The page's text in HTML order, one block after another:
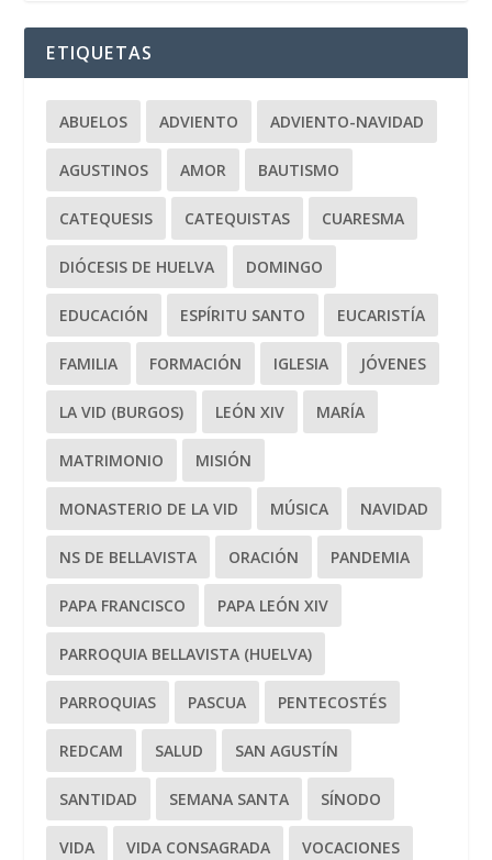
ETIQUETAS
ABUELOS ADVIENTO ADVIENTO-NAVIDAD
AGUSTINOS AMOR BAUTISMO
CATEQUESIS CATEQUISTAS CUARESMA
DIÓCESIS DE HUELVA DOMINGO
EDUCACIÓN ESPÍRITU SANTO EUCARISTÍA
FAMILIA FORMACIÓN IGLESIA JÓVENES
LA VID (BURGOS) LEÓN XIV MARÍA
MATRIMONIO MISIÓN
MONASTERIO DE LA VID MÚSICA NAVIDAD
NS DE BELLAVISTA ORACIÓN PANDEMIA
PAPA FRANCISCO PAPA LEÓN XIV
PARROQUIA BELLAVISTA (HUELVA)
PARROQUIAS PASCUA PENTECOSTÉS
REDCAM SALUD SAN AGUSTÍN
SANTIDAD SEMANA SANTA SÍNODO
VIDA VIDA CONSAGRADA VOCACIONES